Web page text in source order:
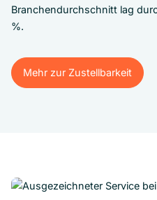
Branchendurchschnitt lag
%.
Mehr zur Zustellbarkeit
Mehr zur Zustellbarkeit